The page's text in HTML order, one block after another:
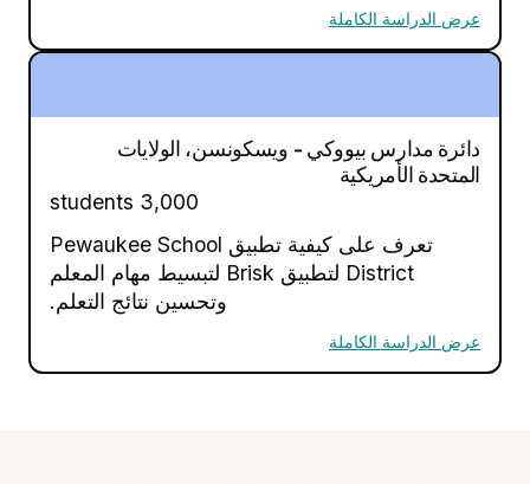
عرض الدراسة الكاملة
دائرة مدارس بيووكي - ويسكونسن، الولايات
المتحدة الأمريكية
3,000 students
تعرف على كيفية تطبيق Pewaukee School
District لتطبيق Brisk لتبسيط مهام المعلم
وتحسين نتائج التعلم.
عرض الدراسة الكاملة